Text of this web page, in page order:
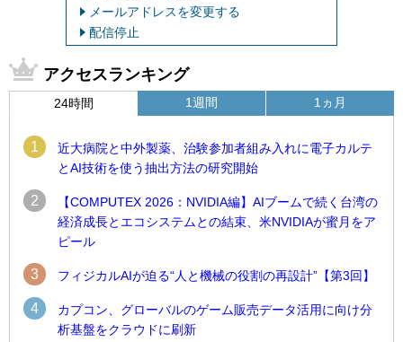
メールアドレスを変更する
配信停止
アクセスランキング
24時間
1
近大病院と中外製薬、治験参加者組み入れに電子カルテ
とAI技術を使う抽出方法の研究開始
2
【COMPUTEX 2026：NVIDIA編】AIブームで続く台湾の
経済成長とエコシステムとの結束、米NVIDIAが蜜月をア
ピール
3 フィジカルAIが迫る“人と機械の役割の再設計”【第3回】
4
カプコン、グローバルのゲーム販売データ活用に向け分
析基盤をクラウドに刷新
1週間 1ヵ月